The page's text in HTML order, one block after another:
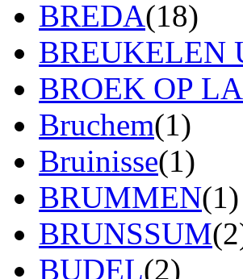
BREDA(18)
BREUKELEN
BROEK OP
Bruchem(1)
Bruinisse(1)
BRUMMEN(1)
BRUNSSUM
BUDEL(2)